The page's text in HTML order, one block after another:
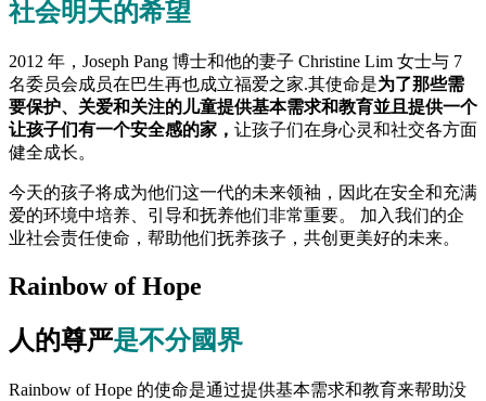
社会明天的希望
2012 年，Joseph Pang 博士和他的妻子 Christine Lim 女士与 7
名委员会成员在巴生再也成立福爱之家.其使命是为了那些需
要保护、关爱和关注的儿童提供基本需求和教育並且提供一个
让孩子们有一个安全感的家， 让孩子们在身心灵和社交各方面
健全成长。
今天的孩子将成为他们这一代的未来领袖，因此在安全和充满
爱的环境中培养、引导和抚养他们非常重要。 加入我们的企
业社会责任使命，帮助他们抚养孩子，共创更美好的未来。
Rainbow of Hope
人的尊严是不分國界
Rainbow of Hope 的使命是通过提供基本需求和教育来帮助没